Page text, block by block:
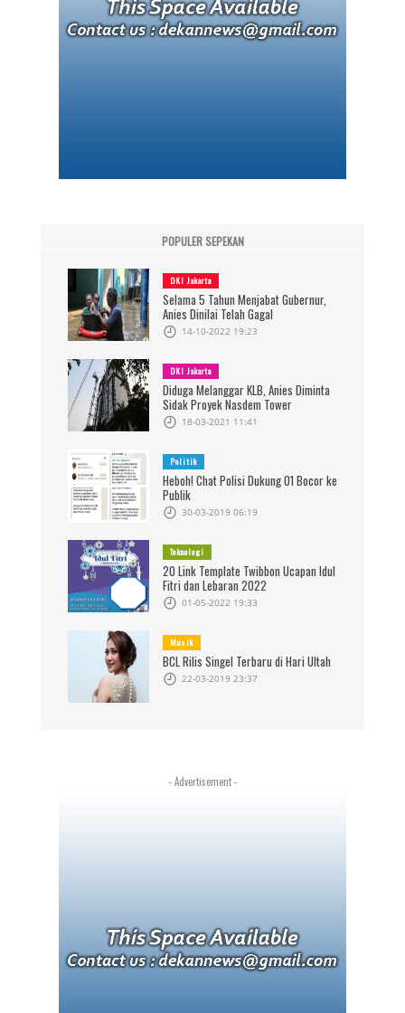
POPULER SEPEKAN
DKI Jakarta
Selama 5 Tahun Menjabat Gubernur,
Anies Dinilai Telah Gagal
14-10-2022 19:23
DKI Jakarta
Diduga Melanggar KLB, Anies Diminta
Sidak Proyek Nasdem Tower
18-03-2021 11:41
Politik
Heboh! Chat Polisi Dukung 01 Bocor ke
Publik
30-03-2019 06:19
Teknologi
20 Link Template Twibbon Ucapan Idul
Fitri dan Lebaran 2022
01-05-2022 19:33
Musik
BCL Rilis Singel Terbaru di Hari Ultah
22-03-2019 23:37
- Advertisement -